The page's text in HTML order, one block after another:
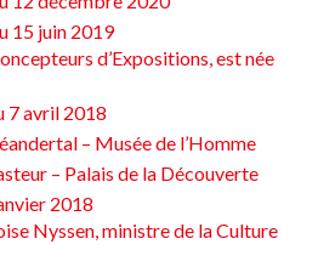
15 juin 2019
d’Expositions, est née
7 avril 2018
– Musée de l’Homme
– Palais de la Découverte
2018
Nyssen, ministre de la Culture